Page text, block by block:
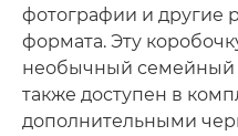
фотографии и другие
формата. Эту
необычный семейный
также доступен в
дополнительными